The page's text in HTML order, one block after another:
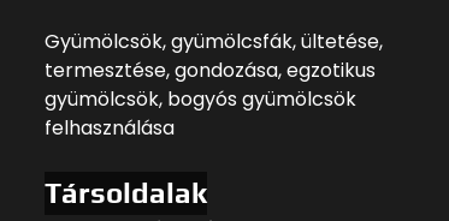
Gyümölcsök, gyümölcsfák, ültetése,
termesztése, gondozása, egzotikus
gyümölcsök, bogyós gyümölcsök
felhasználása
Társoldalak